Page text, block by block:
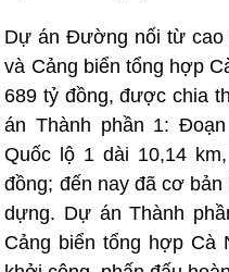
Dự án Đường nối từ cao
và Cảng biển tổng hợp
689 tỷ đồng, được chia
án Thành phần 1:
Quốc lộ 1 dài 10,14
đồng; đến nay đã cơ
dựng. Dự án Thành
Cảng biển tổng hợp Cà